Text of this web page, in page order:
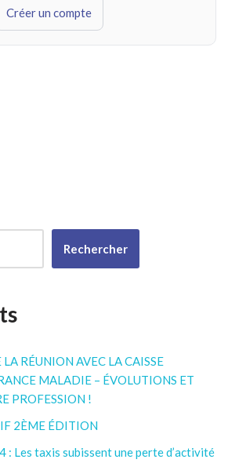
Créer un compte
Rechercher
RÉUNION AVEC LA CAISSE
MALADIE – ÉVOLUTIONS ET
PROFESSION !
2ÈME ÉDITION
: Les taxis subissent une perte d’activité